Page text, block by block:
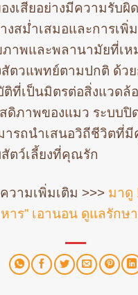
งเสียอย่างมีความรับผิ
งสม่ำเสมอและการเ
ภาพและพลานามัยที่เห
ตวแพทย์ตามปกติ ด้ว
ที่เป็นมิตรต่อสิ่งแวดล้
ดิภาพของแมว ระบบปิ
ารถนำเสนอวิถีชีวิตที่
ตว์เลี้ยงที่คุณรัก
วามเพิ่มเติม >>> มาดู
ร” เอานอน ดูแลรักษา